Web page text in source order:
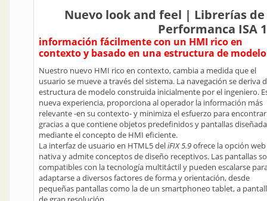
Nuevo look and feel | Librerías de
Performanca ISA
información fácilmente con un HMI rico en
contexto y basado en una estructura de modelo
Nuestro nuevo HMI rico en contexto, cambia a medida que el
usuario se mueve a través del sistema. La navegación se deriva
estructura de modelo construida inicialmente por el ingeniero.
nueva experiencia, proporciona al operador la información más
relevante -en su contexto- y minimiza el esfuerzo para
gracias a que contiene objetos predefinidos y pantallas
mediante el concepto de HMI eficiente.
La interfaz de usuario en HTML5 deliFIX 5.9ofrece la opción web
nativa y admite conceptos de diseño receptivos. Las pantallas
compatibles con la tecnología multitáctil y pueden escalarse
adaptarse a diversos factores de forma y orientación, desde
pequeñas pantallas como la de un smartphoneo tablet, a